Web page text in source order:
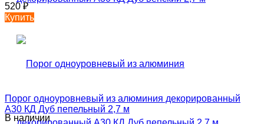
520₽
Купить
Порог одноуровневый из алюминия декорированный
А30 КД Дуб пепельный 2,7 м
В наличии